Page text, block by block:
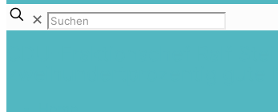
✕